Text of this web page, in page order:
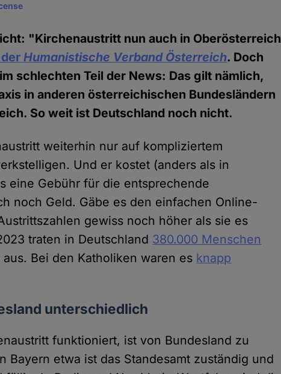
"Kirchenaustritt nun auch in Oberösterreich
derHumanistische Verband Österreich. Doch
schlechten Teil der News: Das gilt nämlich,
in anderen österreichischen Bundesländern
So weit ist Deutschland noch nicht.
weiterhin nur auf kompliziertem
Und er kostet (anders als in
eine Gebühr für die entsprechende
noch Geld. Gäbe es den einfachen Online-
gewiss noch höher als sie es
traten in Deutschland 380.000 Menschen
Bei den Katholiken waren es knapp
unterschiedlich
funktioniert, ist von Bundesland zu
Bayern etwa ist das Standesamt zuständig und